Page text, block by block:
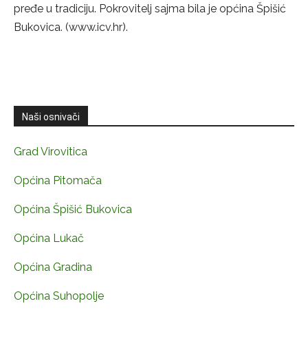
pređe u tradiciju. Pokrovitelj sajma bila je općina Špišić
Bukovica. (www.icv.hr).
Naši osnivači
Grad Virovitica
Općina Pitomača
Općina Špišić Bukovica
Općina Lukač
Općina Gradina
Općina Suhopolje